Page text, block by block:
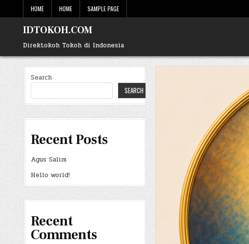
content
HOME HOME SAMPLE PAGE
IDTOKOH.COM
Direktokoh Tokoh di Indonesia
Search
SEARCH
Recent Posts
Agus Salim
Hello world!
Recent
Comments